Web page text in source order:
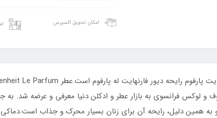
امکان تحویل اکسپرس
و لوکس فرانسوی به بازار عطر و ادکلن دنیا معرفی و عرضه
به همین دلیل، رایحه آن برای زنان بسیار محرک و جذاب